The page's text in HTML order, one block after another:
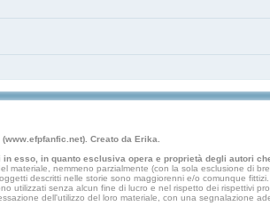
Creato da Erika.
esso, in quanto esclusiva opera e proprietà degli autori
materiale, nemmeno parzialmente (con la sola esclusione di
descritti nelle storie sono maggiorenni e/o comunque fittizi.
utilizzati senza alcun fine di lucro e nel rispetto dei rispettivi
dell'utilizzo del loro materiale, con una segnalazione